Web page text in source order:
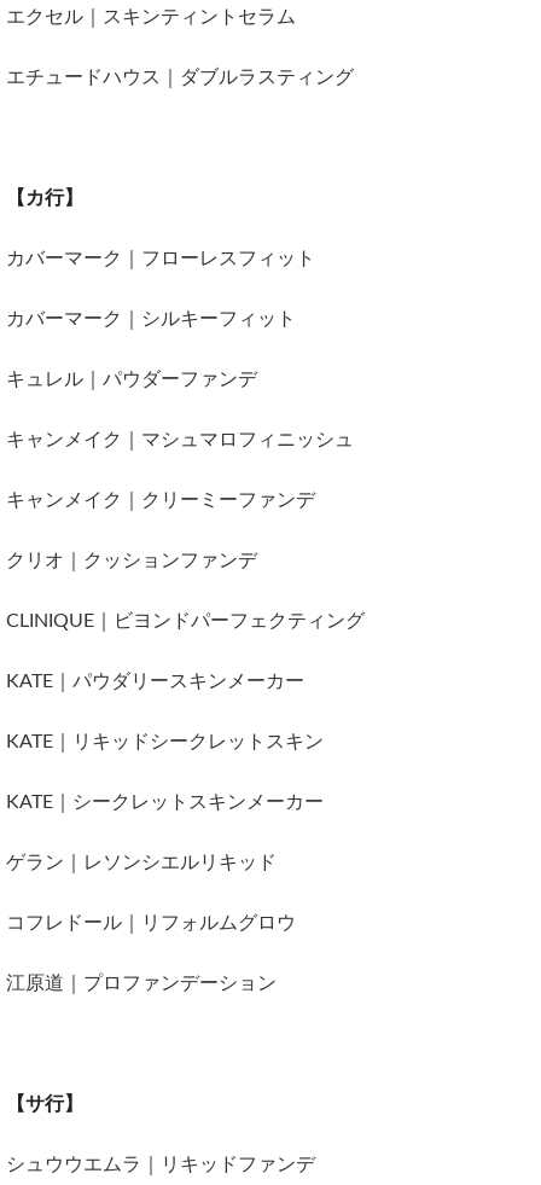
エクセル｜スキンティントセラム
エチュードハウス｜ダブルラスティング
【カ行】
カバーマーク｜フローレスフィット
カバーマーク｜シルキーフィット
キュレル｜パウダーファンデ
キャンメイク｜マシュマロフィニッシュ
キャンメイク｜クリーミーファンデ
クリオ｜クッションファンデ
CLINIQUE｜ビヨンドパーフェクティング
KATE｜パウダリースキンメーカー
KATE｜リキッドシークレットスキン
KATE｜シークレットスキンメーカー
ゲラン｜レソンシエルリキッド
コフレドール｜リフォルムグロウ
江原道｜プロファンデーション
【サ行】
シュウウエムラ｜リキッドファンデ